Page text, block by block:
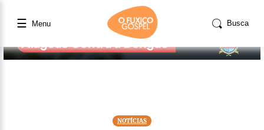
☰ Menu Busca
NOTÍCIAS